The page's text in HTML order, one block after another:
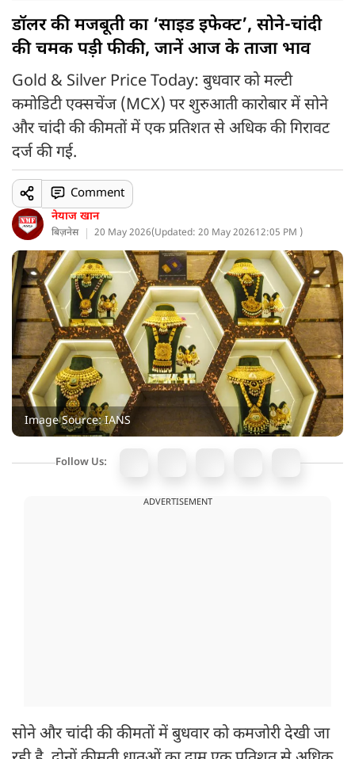
डॉलर की मजबूती का ‘साइड इफेक्ट’, सोने-चांदी
की चमक पड़ी फीकी, जानें आज के ताजा भाव
Gold & Silver Price Today: बुधवार को मल्टी
कमोडिटी एक्सचेंज (MCX) पर शुरुआती कारोबार में सोने
और चांदी की कीमतों में एक प्रतिशत से अधिक की गिरावट
दर्ज की गई.
नेयाज खान
बिज़नेस 20 May 2026(Updated: 20 May 202612:05 PM )
Comment
Image Source: IANS
Follow Us:
ADVERTISEMENT
सोने और चांदी की कीमतों में बुधवार को कमजोरी देखी जा